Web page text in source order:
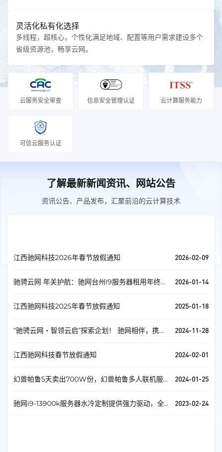
灵活化私有化选择
多线程，超核心，个性化满足地域、配置等用户需求建设多个
省级资源池，畅享云网。
云服务安全审查 信息安全管理认证 云计算服务能力
可信云服务认证
了解最新新闻资讯、网站公告
资讯公告、产品发布，汇聚前沿的云计算技术
江西驰网科技2026年春节放假通知 2026-02-09
驰骋云网·年关护航：驰网台州I9服务器租用年终钜
2026-01-14
江西驰网科技2025年春节放假通知 2025-01-18
“驰骋云网・智领云启”探索企划！ 驰网相伴，携手
2024-11-28
江西驰网科技春节放假通知 2024-02-01
幻兽帕鲁5天卖出700W份，幻兽帕鲁多人联机服
2024-01-25
驰网i9-13900k服务器水冷定制提供强力驱动，全
2023-02-24